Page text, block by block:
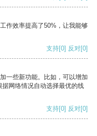
作效率提高了50%，让我能够
支持[0] 反对[0]
一些新功能。比如，可以增加
网络情况自动选择最优的线
支持[0] 反对[0]